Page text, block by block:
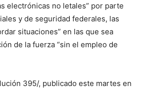
electrónicas no letales” por parte
y de seguridad federales, las
situaciones” en las que sea
de la fuerza “sin el empleo de
395/, publicado este martes en